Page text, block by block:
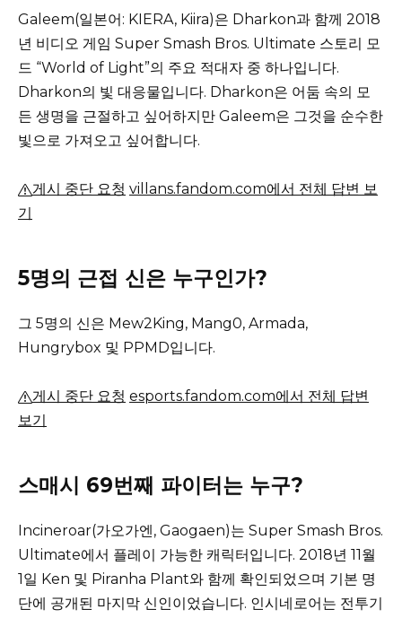
Galeem(일본어: KIERA, Kiira)은 Dharkon과 함께 2018
년 비디오 게임 Super Smash Bros. Ultimate 스토리 모
드 “World of Light”의 주요 적대자 중 하나입니다.
Dharkon의 빛 대응물입니다. Dharkon은 어둠 속의 모
든 생명을 근절하고 싶어하지만 Galeem은 그것을 순수한
빛으로 가져오고 싶어합니다.
게시 중단 요청 villans.fandom.com에서 전체 답변 보
기
5명의 근접 신은 누구인가?
그 5명의 신은 Mew2King, Mang0, Armada,
Hungrybox 및 PPMD입니다.
게시 중단 요청 esports.fandom.com에서 전체 답변
보기
스매시 69번째 파이터는 누구?
Incineroar(가오가엔, Gaogaen)는 Super Smash Bros.
Ultimate에서 플레이 가능한 캐릭터입니다. 2018년 11월
1일 Ken 및 Piranha Plant와 함께 확인되었으며 기본 명
단에 공개된 마지막 신인이었습니다. 인시네로어는 전투기